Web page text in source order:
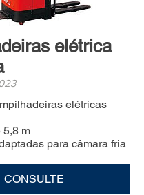
elétrica
elétricas
5,8 m
para câmara fria
CONSULTE